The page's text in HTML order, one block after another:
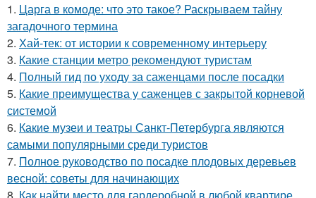
1. Царга в комоде: что это такое? Раскрываем тайну
загадочного термина
2. Хай-тек: от истории к современному интерьеру
3. Какие станции метро рекомендуют туристам
4. Полный гид по уходу за саженцами после посадки
5. Какие преимущества у саженцев с закрытой корневой
системой
6. Какие музеи и театры Санкт-Петербурга являются
самыми популярными среди туристов
7. Полное руководство по посадке плодовых деревьев
весной: советы для начинающих